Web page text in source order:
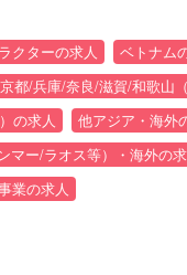
クターの求人 ベトナム
都/兵庫/奈良/滋賀/和歌山
の求人 他アジア・海外
マー/ラオス等）・海外の
業の求人